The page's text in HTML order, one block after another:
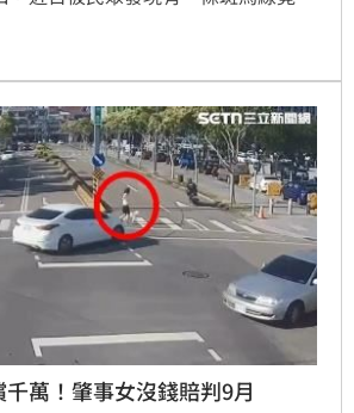
路中央進退兩難。由於該路口緊鄰
極具危險性的標線設計引發地方輿論
處接獲反應後坦承是包商施工失誤，
。
萬！肇事女沒錢賠判9月